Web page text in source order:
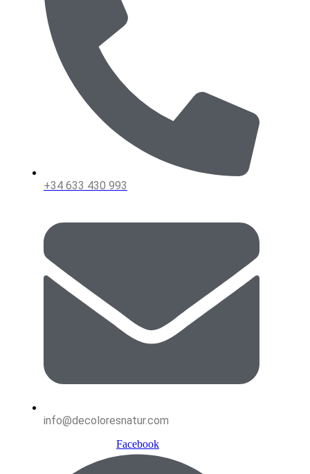
+34 633 430 993
info@decoloresnatur.com
Facebook